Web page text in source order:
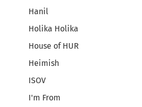
Hanil
Holika Holika
House of HUR
Heimish
ISOV
I'm From